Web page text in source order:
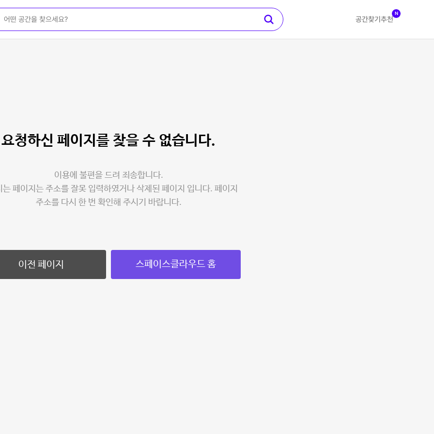
공간찾기 추천
N
요청하신 페이지를 찾을 수 없습니다.
이용에 불편을 드려 죄송합니다.
는 페이지는 주소를 잘못 입력하였거나 삭제된 페이지 입니다. 페이지
주소를 다시 한 번 확인해 주시기 바랍니다.
이전 페이지 스페이스클라우드 홈